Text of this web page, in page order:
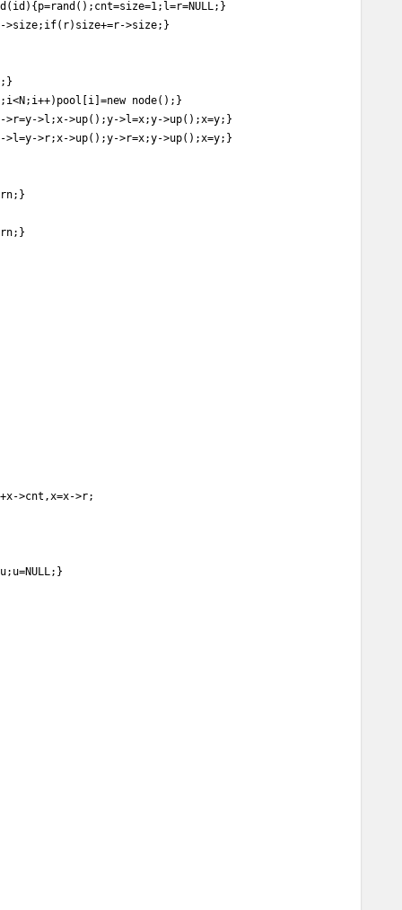
>size;}
node();}
>l;x->up();y->l=x;y->up();x=y;}
>r;x->up();y->r=x;y->up();x=y;}
>cnt,x=x->r;